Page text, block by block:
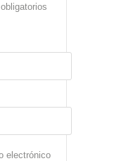
electrónico